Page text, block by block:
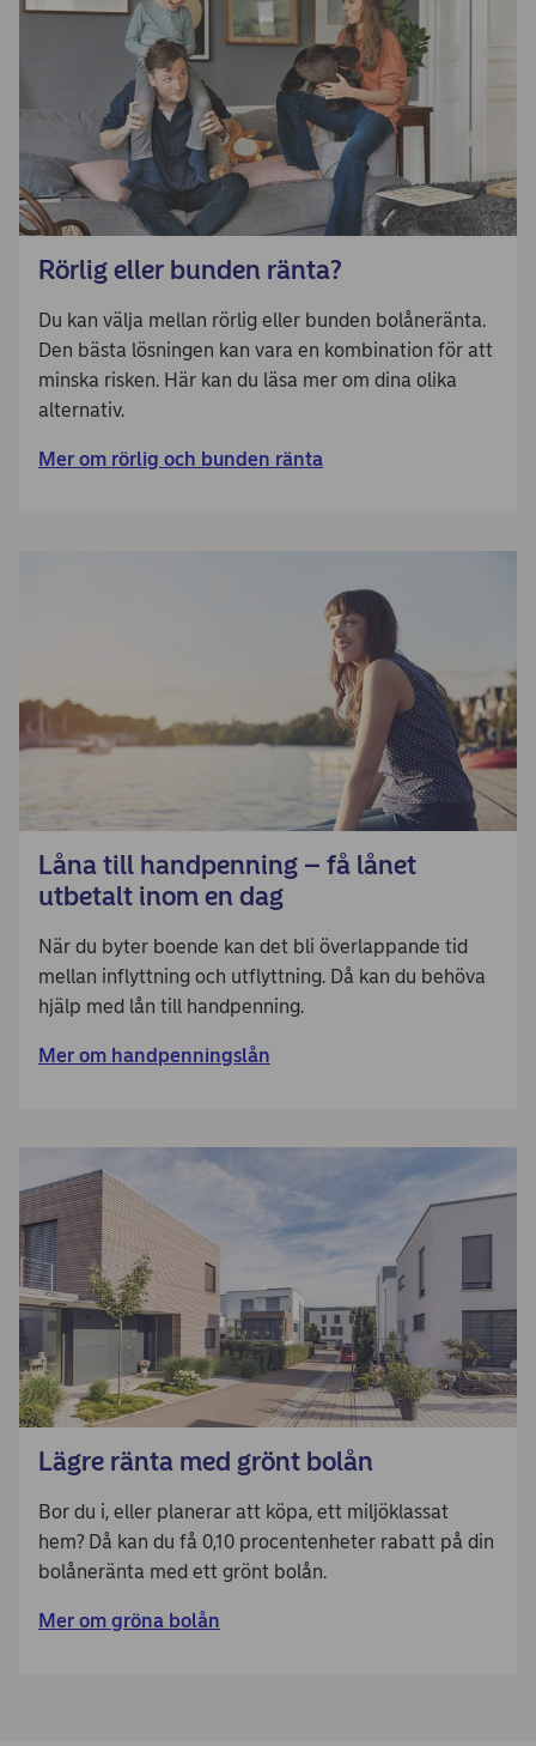
Rörlig eller bunden ränta?
Du kan välja mellan rörlig eller bunden bolåneränta.
Den bästa lösningen kan vara en kombination för att
minska risken. Här kan du läsa mer om dina olika
alternativ.
Mer om rörlig och bunden ränta
Låna till handpenning – få lånet
utbetalt inom en dag
När du byter boende kan det bli överlappande tid
mellan inflyttning och utflyttning. Då kan du behöva
hjälp med lån till handpenning.
Mer om handpenningslån
Lägre ränta med grönt bolån
Bor du i, eller planerar att köpa, ett miljöklassat
hem? Då kan du få 0,10 procentenheter rabatt på din
bolåneränta med ett grönt bolån.
Mer om gröna bolån